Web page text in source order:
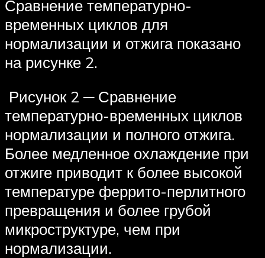
Сравнение температурно-
временных циклов для
нормализации и отжига показано
на рисунке 2.
Рисунок 2 ─ Сравнение
температурно-временных циклов
нормализации и полного отжига.
Более медленное охлаждение при
отжиге приводит к более высокой
температуре феррито-перлитного
превращения и более грубой
микроструктуре, чем при
нормализации.